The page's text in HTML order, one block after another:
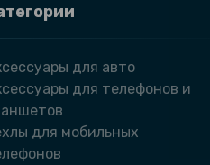
для авто
для телефонов и
для мобильных